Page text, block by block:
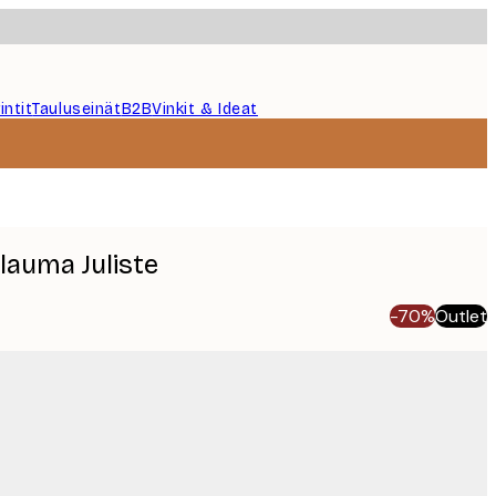
TauluseinätB2BVinkit & Ideat
Juliste
-70%Outlet